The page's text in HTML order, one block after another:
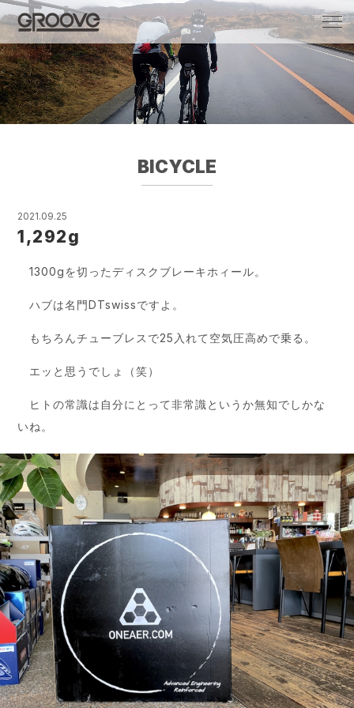
Groove 自転車 カフェ 輸入車・国産車のチ
ューニング/販売
BICYCLE
2021.09.25
1,292g
1300gを切ったディスクブレーキホィール。
ハブは名門DTswissですよ。
もちろんチューブレスで25入れて空気圧高めで乗る。
エッと思うでしょ（笑）
ヒトの常識は自分にとって非常識というか無知でしかな
いね。